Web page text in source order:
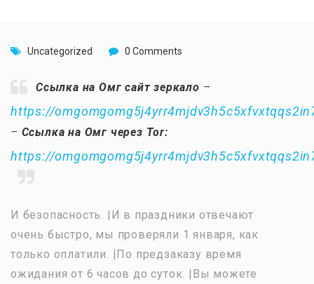
Uncategorized 0 Comments
Ссылка на Омг сайт зеркало –
https://
– Ссылка на Омг через Tor:
https://
И безопасность. |И в праздники отвечают
очень быстро, мы проверяли 1 января, как
только оплатили. |По предзаказу время
ожидания от 6 часов до суток. |Вы можете